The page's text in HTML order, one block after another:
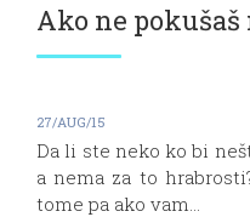
27/AUG/15
Da li ste neko ko bi
a nema za to
tome pa ako vam...